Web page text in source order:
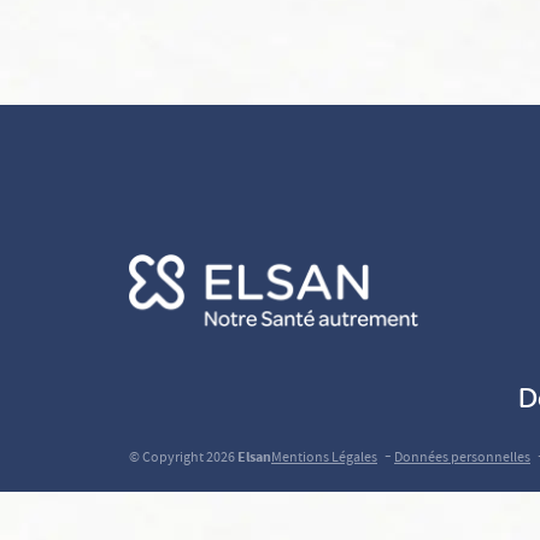
© Copyright 2026ElsanMentions Légales -Données personnelles